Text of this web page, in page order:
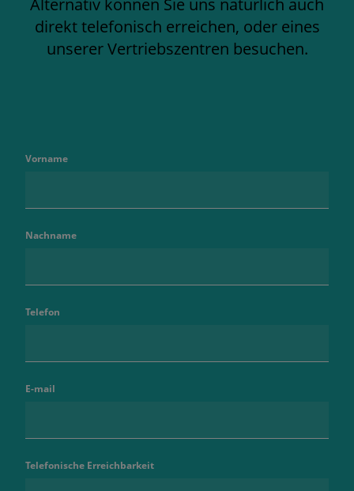
Alternativ können Sie uns natürlich auch
direkt telefonisch erreichen, oder eines
unserer Vertriebszentren besuchen.
Vorname
Nachname
Telefon
E-mail
Telefonische Erreichbarkeit